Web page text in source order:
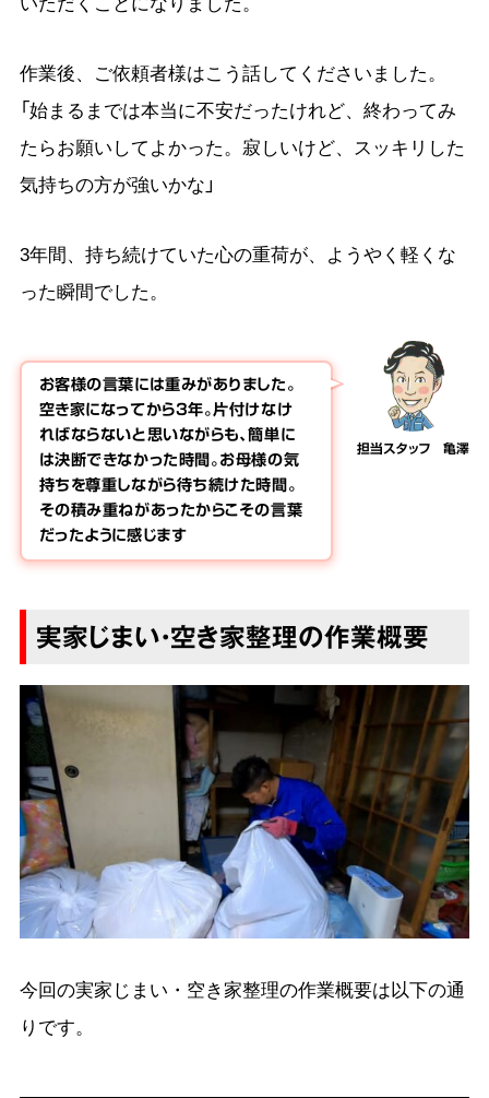
作業後、ご依頼者様はこう話してくださいました。
「始まるまでは本当に不安だったけれど、終わってみ
たらお願いしてよかった。寂しいけど、スッキリした
気持ちの方が強いかな」
3年間、持ち続けていた心の重荷が、ようやく軽くな
った瞬間でした。
担当スタッフ 亀澤
お客様の言葉には重みがありました。
空き家になってから3年。片付けなけ
ればならないと思いながらも、簡単に
は決断できなかった時間。お母様の気
持ちを尊重しながら待ち続けた時間。
その積み重ねがあったからこその言葉
だったように感じます
実家じまい・空き家整理の作業概要
今回の実家じまい・空き家整理の作業概要は以下の通
りです。